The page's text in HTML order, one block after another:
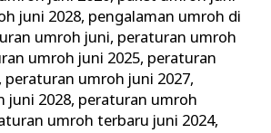
juni 2028, pengalaman umroh di
umroh juni, peraturan umroh
umroh juni 2025, peraturan
peraturan umroh juni 2027,
juni 2028, peraturan umroh
umroh terbaru juni 2024,